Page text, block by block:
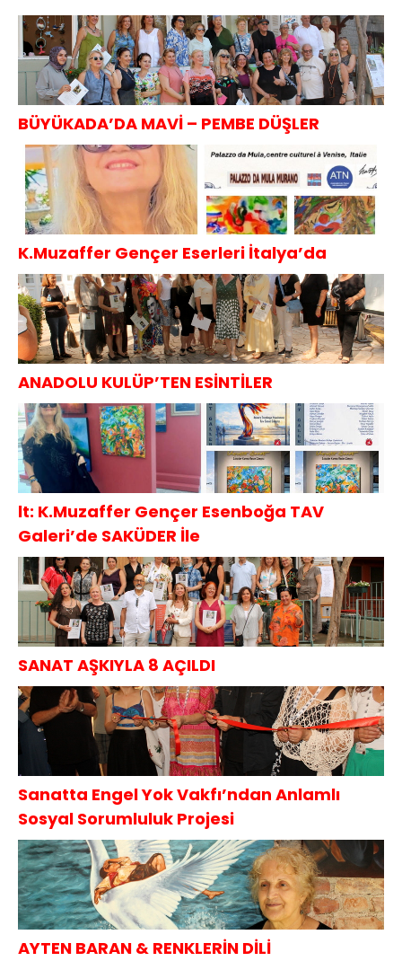
Projesi
BÜYÜKADA’DA MAVİ – PEMBE DÜŞLER
K.Muzaffer Gençer Eserleri İtalya’da
ANADOLU KULÜP’TEN ESİNTİLER
lt: K.Muzaffer Gençer Esenboğa TAV
Galeri’de SAKÜDER İle
SANAT AŞKIYLA 8 AÇILDI
Sanatta Engel Yok Vakfı’ndan Anlamlı
Sosyal Sorumluluk Projesi
AYTEN BARAN & RENKLERİN DİLİ